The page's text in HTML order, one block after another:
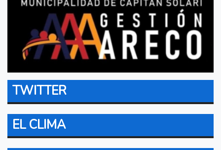
TWITTER
EL CLIMA